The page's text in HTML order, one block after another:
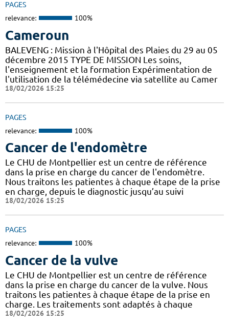
PAGES
relevance: 100%
Cameroun
BALEVENG : Mission à l'Hôpital des Plaies du 29 au 05
décembre 2015 TYPE DE MISSION Les soins,
l'enseignement et la formation Expérimentation de
l'utilisation de la télémédecine via satellite au Camer
18/02/2026 15:25
PAGES
relevance: 100%
Cancer de l'endomètre
Le CHU de Montpellier est un centre de référence
dans la prise en charge du cancer de l'endomètre.
Nous traitons les patientes à chaque étape de la prise
en charge, depuis le diagnostic jusqu’au suivi
18/02/2026 15:25
PAGES
relevance: 100%
Cancer de la vulve
Le CHU de Montpellier est un centre de référence
dans la prise en charge du cancer de la vulve. Nous
traitons les patientes à chaque étape de la prise en
charge. Les traitements sont adaptés à chaque
18/02/2026 15:25